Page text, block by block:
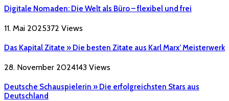
Digitale Nomaden: Die Welt als Büro – flexibel und frei
11. Mai 2025372 Views
Das Kapital Zitate » Die besten Zitate aus Karl Marx’ Meisterwerk
28. November 2024143 Views
Deutsche Schauspielerin » Die erfolgreichsten Stars aus
Deutschland